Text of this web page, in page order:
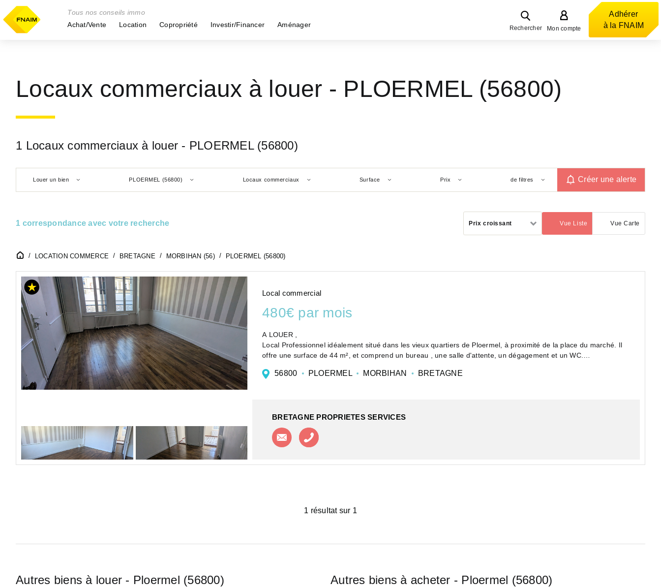
Tous nos conseils immo
Achat/Vente
Location Copropriété Investir/Financer Aménager Rechercher Mon compte
Adhérer
à la FNAIM
Locaux commerciaux à louer - PLOERMEL (56800)
1 Locaux commerciaux à louer - PLOERMEL (56800)
Louer un bien PLOERMEL (56800) Locaux commerciaux Surface Prix de filtres Créer une alerte
1 correspondance avec votre recherche Prix croissant Vue Liste
(activé) Vue Carte
LOCATION COMMERCE BRETAGNE MORBIHAN (56) PLOERMEL (56800)
Local commercial
480€ par mois
A LOUER ,
Local Professionnel idéalement situé dans les vieux quartiers de Ploermel, à proximité de la place du marché. Il
offre une surface de 44 m², et comprend un bureau , une salle d'attente, un dégagement et un WC.
56800 PLOERMEL MORBIHAN BRETAGNE
BRETAGNE PROPRIETES SERVICES
Contacter l'agence
1 résultat sur 1
Autres biens à louer - Ploermel (56800) Autres biens à acheter - Ploermel (56800)